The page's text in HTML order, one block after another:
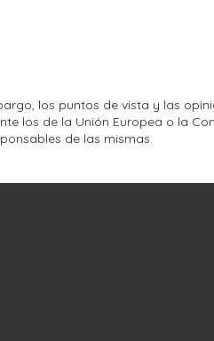
los puntos de vista y las
los de la Unión Europea o la
de las mismas.